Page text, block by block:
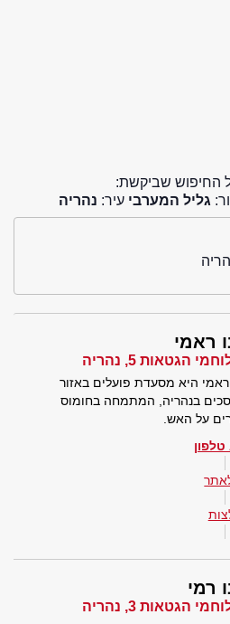
החיפוש שביקשת:
גליל המערבי עיר: נהריה
ראמי
הגטאות 5, נהריה
היא מסעדת פועלים באזור
בנהריה, המתמחה בחומוס
על האש.
רמי
הגטאות 3, נהריה